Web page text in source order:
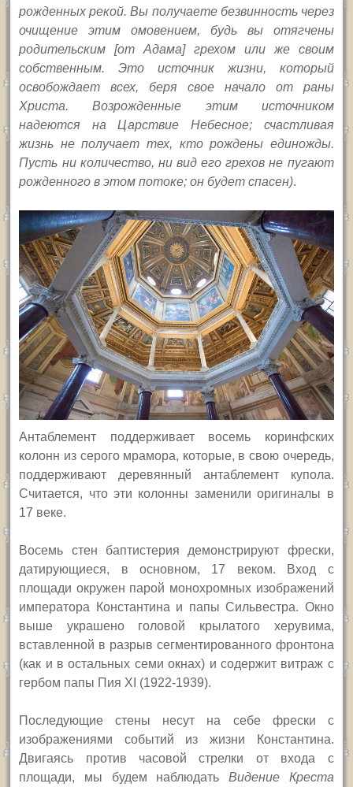
рожденных рекой. Вы получаете безвинность через
очищение этим омовением, будь вы отягчены
родительским[от Адама]грехом или же своим
собственным. Это источник жизни, который
освобождает всех, беря свое начало от раны
Христа. Возрожденные этим источником
надеются на Царствие Небесное; счастливая
жизнь не получает тех, кто рождены единожды.
Пусть ни количество, ни вид его грехов не пугают
рожденного в этом потоке; он будет спасен).
Антаблемент поддерживает восемь коринфских
колонн из серого мрамора, которые, в свою очередь,
поддерживают деревянный антаблемент купола.
Считается, что эти колонны заменили оригиналы в
17 веке.
Восемь стен баптистерия демонстрируют фрески,
датирующиеся, в основном, 17 веком. Вход с
площади окружен парой монохромных изображений
императора Константина и папы Сильвестра. Окно
выше украшено головой крылатого херувима,
вставленной в разрыв сегментированного фронтона
(как и в остальных семи окнах) и содержит витраж с
гербом папы Пия XI (1922-1939).
Последующие стены несут на себе фрески с
изображениями событий из жизни Константина.
Двигаясь против часовой стрелки от входа с
площади, мы будем наблюдать Видение Креста